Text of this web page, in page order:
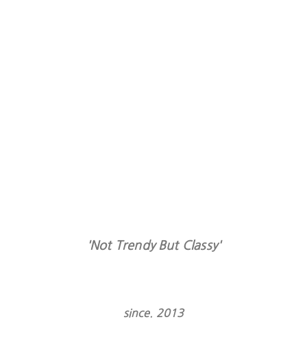
'Not Trendy But Classy'
since. 2013